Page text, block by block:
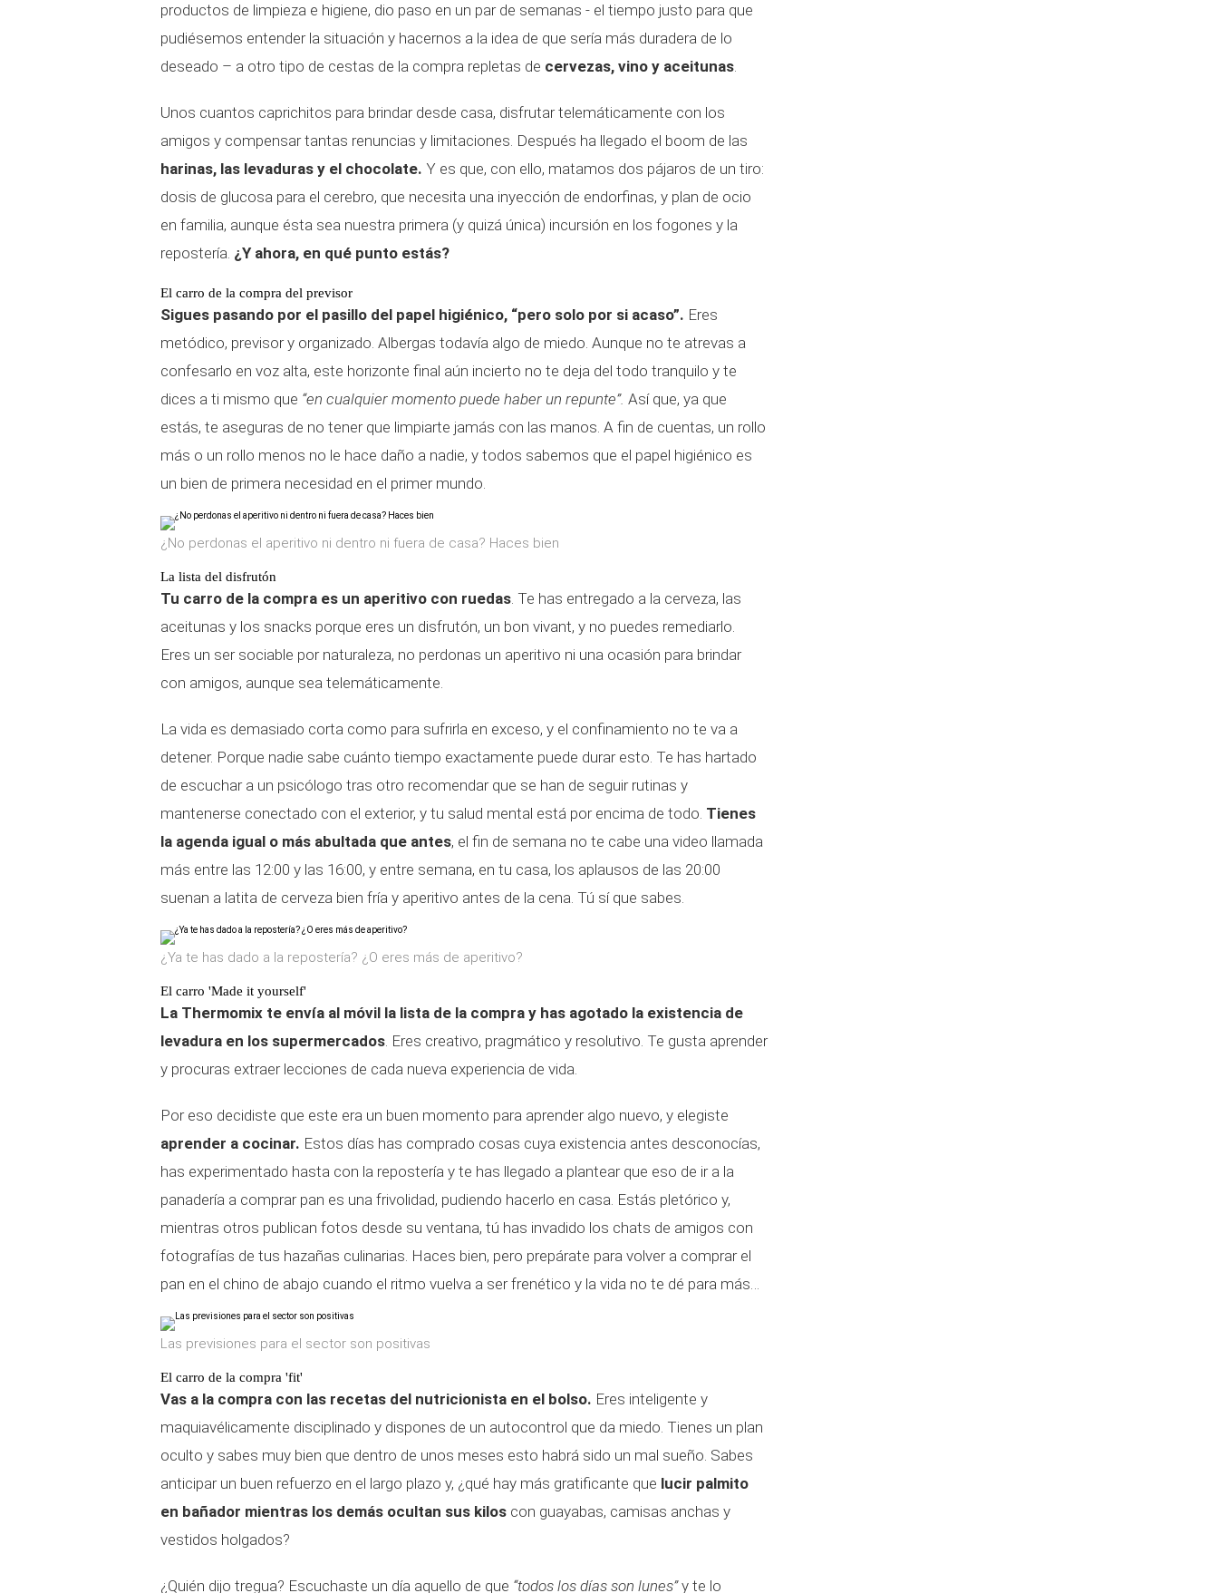
productos de limpieza e higiene, dio paso en un par de semanas - el tiempo justo para que
pudiésemos entender la situación y hacernos a la idea de que sería más duradera de lo
deseado – a otro tipo de cestas de la compra repletas de cervezas, vino y aceitunas.
Unos cuantos caprichitos para brindar desde casa, disfrutar telemáticamente con los
amigos y compensar tantas renuncias y limitaciones. Después ha llegado el boom de las
harinas, las levaduras y el chocolate. Y es que, con ello, matamos dos pájaros de un tiro:
dosis de glucosa para el cerebro, que necesita una inyección de endorfinas, y plan de ocio
en familia, aunque ésta sea nuestra primera (y quizá única) incursión en los fogones y la
repostería. ¿Y ahora, en qué punto estás?
El carro de la compra del previsor
Sigues pasando por el pasillo del papel higiénico, “pero solo por si acaso”. Eres
metódico, previsor y organizado. Albergas todavía algo de miedo. Aunque no te atrevas a
confesarlo en voz alta, este horizonte final aún incierto no te deja del todo tranquilo y te
dices a ti mismo que “en cualquier momento puede haber un repunte”. Así que, ya que
estás, te aseguras de no tener que limpiarte jamás con las manos. A fin de cuentas, un rollo
más o un rollo menos no le hace daño a nadie, y todos sabemos que el papel higiénico es
un bien de primera necesidad en el primer mundo.
¿No perdonas el aperitivo ni dentro ni fuera de casa? Haces bien
La lista del disfrutón
Tu carro de la compra es un aperitivo con ruedas. Te has entregado a la cerveza, las
aceitunas y los snacks porque eres un disfrutón, un bon vivant, y no puedes remediarlo.
Eres un ser sociable por naturaleza, no perdonas un aperitivo ni una ocasión para brindar
con amigos, aunque sea telemáticamente.
La vida es demasiado corta como para sufrirla en exceso, y el confinamiento no te va a
detener. Porque nadie sabe cuánto tiempo exactamente puede durar esto. Te has hartado
de escuchar a un psicólogo tras otro recomendar que se han de seguir rutinas y
mantenerse conectado con el exterior, y tu salud mental está por encima de todo. Tienes
la agenda igual o más abultada que antes, el fin de semana no te cabe una video llamada
más entre las 12:00 y las 16:00, y entre semana, en tu casa, los aplausos de las 20:00
suenan a latita de cerveza bien fría y aperitivo antes de la cena. Tú sí que sabes.
¿Ya te has dado a la repostería? ¿O eres más de aperitivo?
El carro 'Made it yourself'
La Thermomix te envía al móvil la lista de la compra y has agotado la existencia de
levadura en los supermercados. Eres creativo, pragmático y resolutivo. Te gusta aprender
y procuras extraer lecciones de cada nueva experiencia de vida.
Por eso decidiste que este era un buen momento para aprender algo nuevo, y elegiste
aprender a cocinar. Estos días has comprado cosas cuya existencia antes desconocías,
has experimentado hasta con la repostería y te has llegado a plantear que eso de ir a la
panadería a comprar pan es una frivolidad, pudiendo hacerlo en casa. Estás pletórico y,
mientras otros publican fotos desde su ventana, tú has invadido los chats de amigos con
fotografías de tus hazañas culinarias. Haces bien, pero prepárate para volver a comprar el
pan en el chino de abajo cuando el ritmo vuelva a ser frenético y la vida no te dé para más…
Las previsiones para el sector son positivas
El carro de la compra 'fit'
Vas a la compra con las recetas del nutricionista en el bolso. Eres inteligente y
maquiavélicamente disciplinado y dispones de un autocontrol que da miedo. Tienes un plan
oculto y sabes muy bien que dentro de unos meses esto habrá sido un mal sueño. Sabes
anticipar un buen refuerzo en el largo plazo y, ¿qué hay más gratificante que lucir palmito
en bañador mientras los demás ocultan sus kilos con guayabas, camisas anchas y
vestidos holgados?
¿Quién dijo tregua? Escuchaste un día aquello de que “todos los días son lunes”y te lo